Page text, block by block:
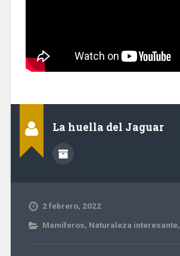
La huella del Jaguar
2 febrero, 2022
Mamíferos, Naturaleza interesante,